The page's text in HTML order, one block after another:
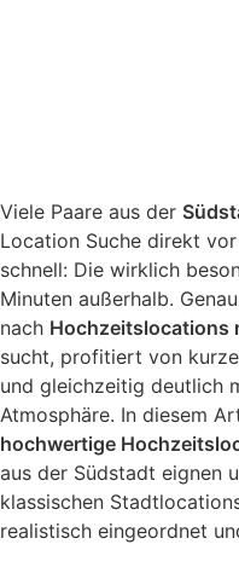
Viele Paare aus der
Location Suche direkt
schnell: Die wirklich
Minuten außerhalb.
nach Hochzeitslocations
sucht, profitiert von
und gleichzeitig deutlich
Atmosphäre. In diesem
hochwertige
aus der Südstadt eignen
klassischen
realistisch eingeordnet